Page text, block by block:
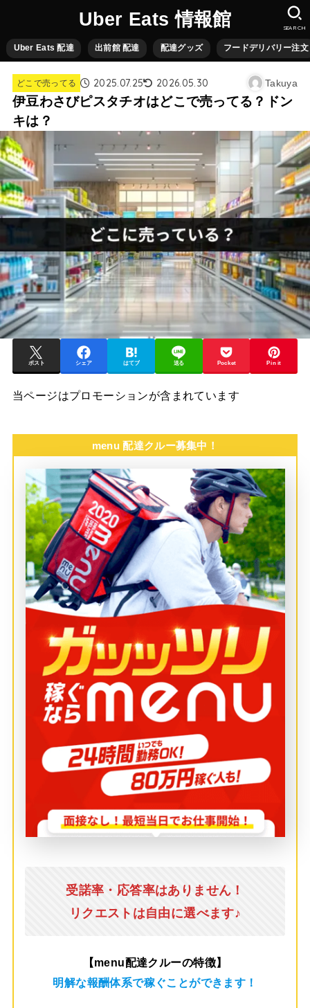
Uber Eats 情報館
Uber Eats 配達 出前館 配達 配達グッズ フードデリバリー注文
SEARCH
どこで売ってる 2025.07.25 2026.05.30 Takuya
伊豆わさびピスタチオはどこで売ってる？ドン
キは？
ポスト シェア はてブ 送る Pocket Pin it
当ページはプロモーションが含まれています
menu 配達クルー募集中！
受諾率・応答率はありません！
リクエストは自由に選べます♪
【menu配達クルーの特徴】
明解な報酬体系で稼ぐことができます！